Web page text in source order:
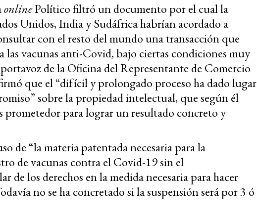
onlinePolítico filtró un documento por el cual la
Unidos, India y Sudáfrica habrían acordado a
con el resto del mundo una transacción que
las vacunas anti-Covid, bajo ciertas condiciones muy
de la Oficina del Representante de Comercio
que el “difícil y prolongado proceso ha dado lugar
sobre la propiedad intelectual, que según él
prometedor para lograr un resultado concreto y
de “la materia patentada necesaria para la
de vacunas contra el Covid-19 sin el
de los derechos en la medida necesaria para hacer
no se ha concretado si la suspensión será por 3 ó